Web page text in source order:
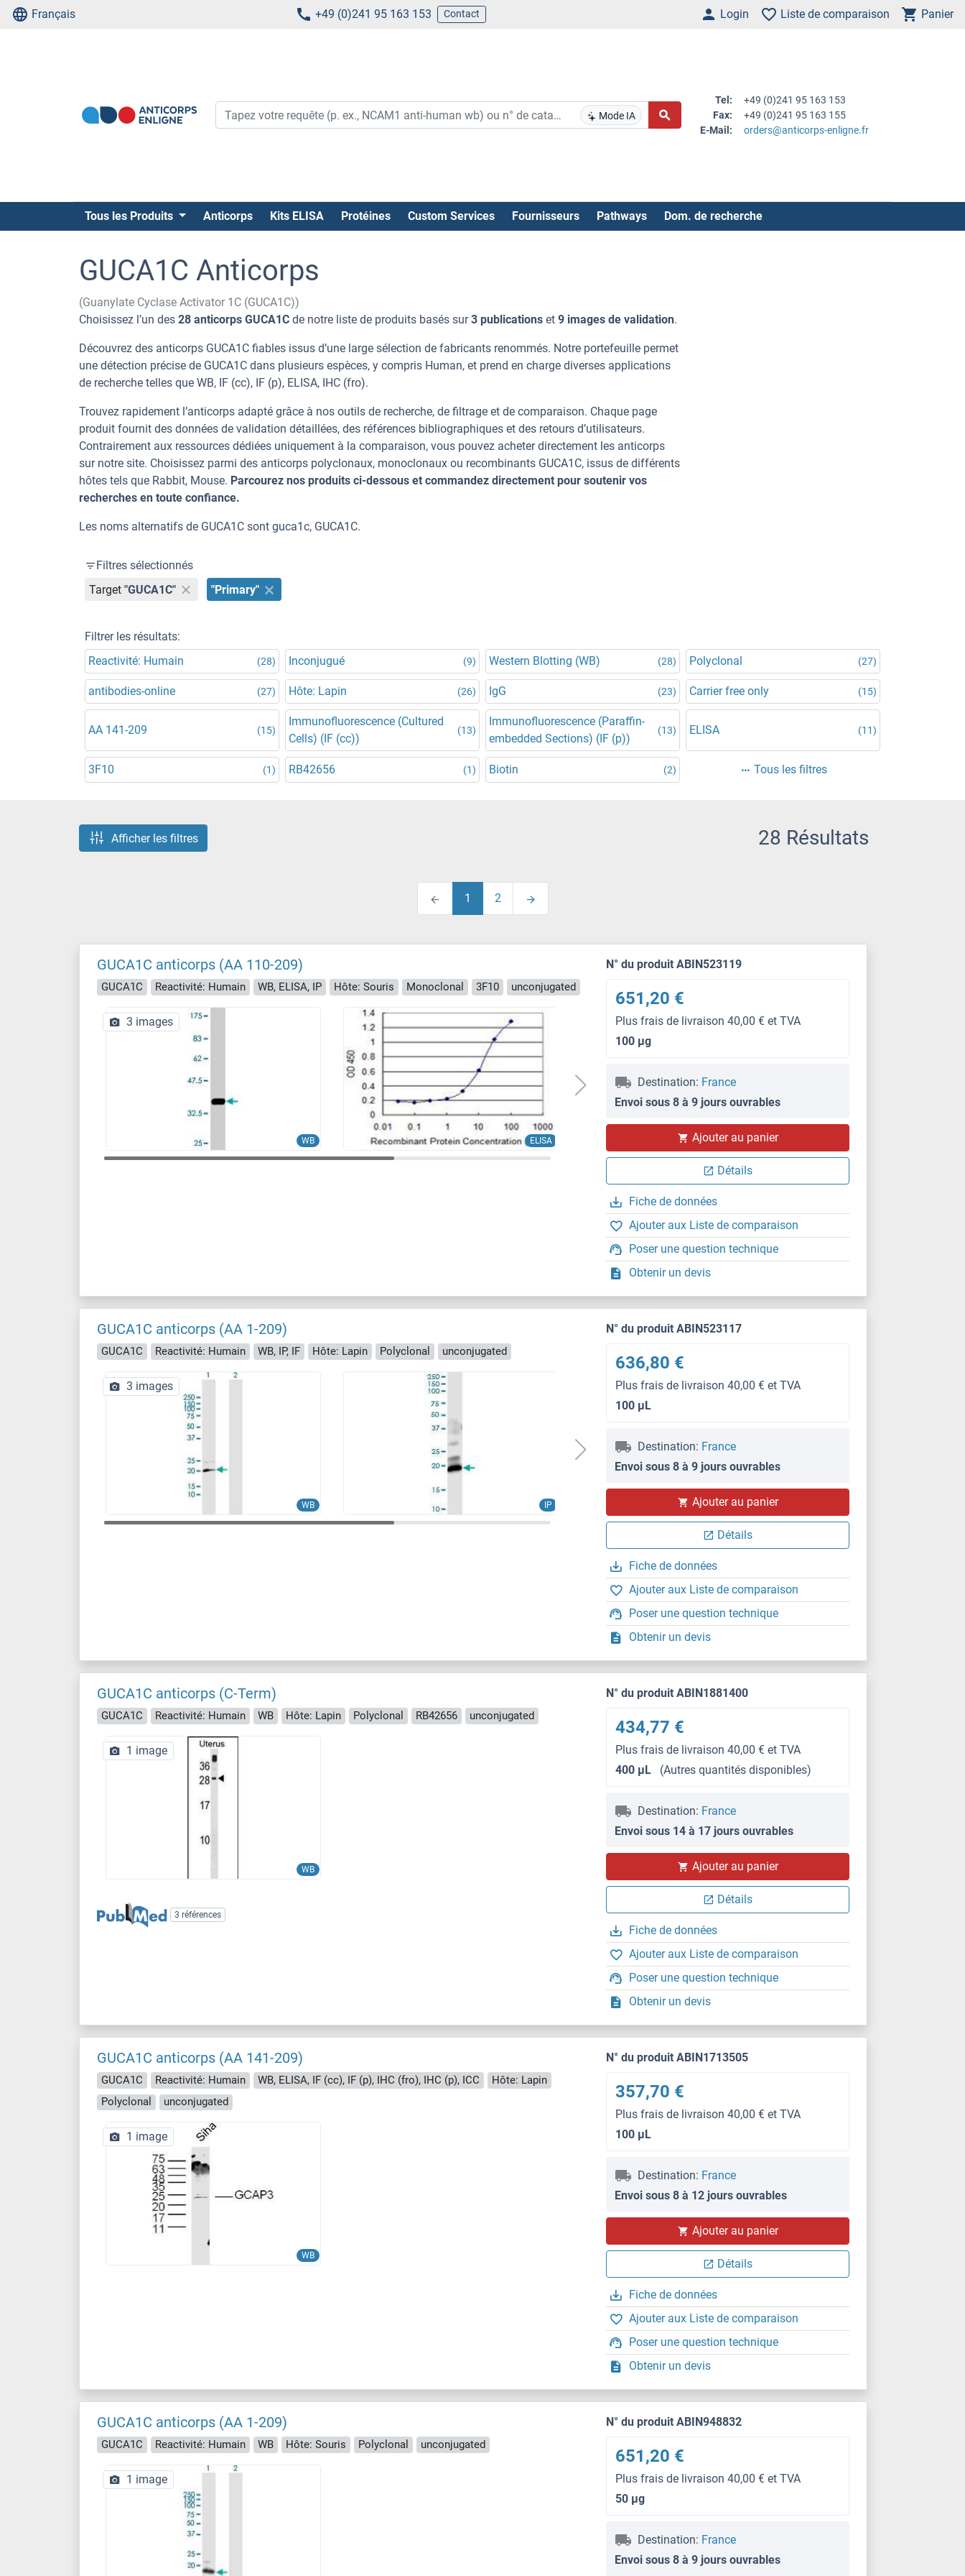
Français +49 (0)241 95 163 153 Contact Login Liste de comparaison Panier
Mode IA
Tel:
+49 (0)241 95 163 153
Fax:
+49 (0)241 95 163 155
E-Mail:
orders@anticorps-enligne.fr
Tous les Produits Anticorps Kits ELISA Protéines Custom Services Fournisseurs Pathways Dom. de recherche
GUCA1C Anticorps
(Guanylate Cyclase Activator 1C (GUCA1C))
Choisissez l’un des 28 anticorps GUCA1C de notre liste de produits basés sur3 publications et 9 images de validation.
Découvrez des anticorps GUCA1C fiables issus d’une large sélection de fabricants renommés. Notre portefeuille permet
une détection précise de GUCA1C dans plusieurs espèces, y compris Human, et prend en charge diverses applications
de recherche telles que WB, IF (cc), IF (p), ELISA, IHC (fro).
Trouvez rapidement l’anticorps adapté grâce à nos outils de recherche, de filtrage et de comparaison. Chaque page
produit fournit des données de validation détaillées, des références bibliographiques et des retours d’utilisateurs.
Contrairement aux ressources dédiées uniquement à la comparaison, vous pouvez acheter directement les anticorps
sur notre site. Choisissez parmi des anticorps polyclonaux, monoclonaux ou recombinants GUCA1C, issus de différents
hôtes tels que Rabbit, Mouse. Parcourez nos produits ci-dessous et commandez directement pour soutenir vos
recherches en toute confiance.
Les noms alternatifs de GUCA1C sont guca1c, GUCA1C.
Filtres sélectionnés
Target "GUCA1C" "Primary"
Filtrer les résultats:
Reactivité: Humain
(28) Inconjugué (9) Western Blotting (WB) (28) Polyclonal (27)
antibodies-online (27) Hôte: Lapin (26) IgG (23) Carrier free only (15)
AA 141-209 (15)
Immunofluorescence (Cultured
Cells) (IF (cc))
(13)
Immunofluorescence (Paraffin-
embedded Sections) (IF (p))
(13) ELISA (11)
3F10 (1) RB42656 (1) Biotin (2) Tous les filtres
Afficher les filtres 28 Résultats
1 2
GUCA1C anticorps (AA 110-209)
GUCA1C Reactivité: Humain WB, ELISA, IP Hôte: Souris Monoclonal 3F10 unconjugated
WB ELISA
3 images
N° du produit ABIN523119
651,20 €
Plus frais de livraison 40,00 € et TVA
100 μg
Destination: France
Envoi sous 8 à 9 jours ouvrables
Ajouter au panier
Détails
Fiche de données
Ajouter aux Liste de comparaison
Poser une question technique
Obtenir un devis
GUCA1C anticorps (AA 1-209)
GUCA1C Reactivité: Humain WB, IP, IF Hôte: Lapin Polyclonal unconjugated
WB IP
3 images
N° du produit ABIN523117
636,80 €
Plus frais de livraison 40,00 € et TVA
100 μL
Destination: France
Envoi sous 8 à 9 jours ouvrables
Ajouter au panier
Détails
Fiche de données
Ajouter aux Liste de comparaison
Poser une question technique
Obtenir un devis
GUCA1C anticorps (C-Term)
GUCA1C Reactivité: Humain WB Hôte: Lapin Polyclonal RB42656 unconjugated
WB
1 image
3 références
N° du produit ABIN1881400
434,77 €
Plus frais de livraison 40,00 € et TVA
400 μL
(Autres quantités disponibles)
Destination: France
Envoi sous 14 à 17 jours ouvrables
Ajouter au panier
Détails
Fiche de données
Ajouter aux Liste de comparaison
Poser une question technique
Obtenir un devis
GUCA1C anticorps (AA 141-209)
GUCA1C Reactivité: Humain WB, ELISA, IF (cc), IF (p), IHC (fro), IHC (p), ICC
Hôte: Lapin
Polyclonal
unconjugated
WB
1 image
N° du produit ABIN1713505
357,70 €
Plus frais de livraison 40,00 € et TVA
100 μL
Destination: France
Envoi sous 8 à 12 jours ouvrables
Ajouter au panier
Détails
Fiche de données
Ajouter aux Liste de comparaison
Poser une question technique
Obtenir un devis
GUCA1C anticorps (AA 1-209)
GUCA1C Reactivité: Humain WB Hôte: Souris Polyclonal unconjugated
1 image
N° du produit ABIN948832
651,20 €
Plus frais de livraison 40,00 € et TVA
50 μg
Destination: France
Envoi sous 8 à 9 jours ouvrables